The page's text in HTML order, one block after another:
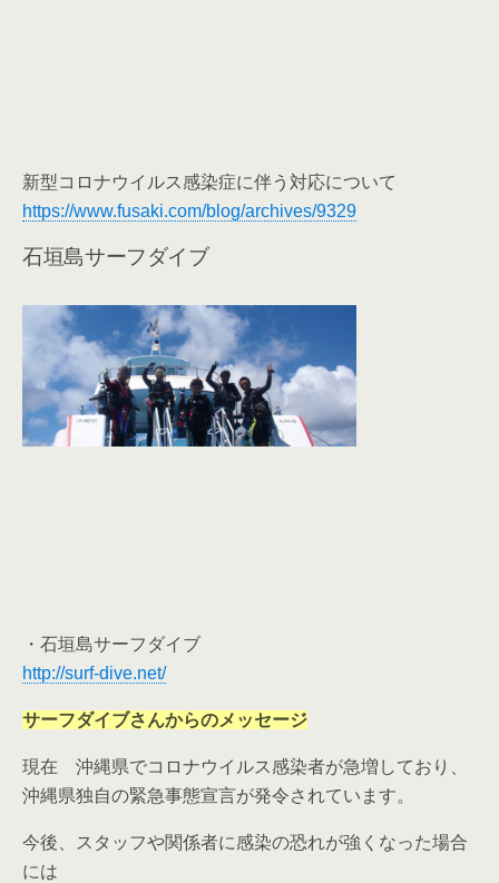
新型コロナウイルス感染症に伴う対応について
https://www.fusaki.com/blog/archives/9329
石垣島サーフダイブ
・石垣島サーフダイブ
http://surf-dive.net/
サーフダイブさんからのメッセージ
現在 沖縄県でコロナウイルス感染者が急増しており、
沖縄県独自の緊急事態宣言が発令されています。
今後、スタッフや関係者に感染の恐れが強くなった場合
には